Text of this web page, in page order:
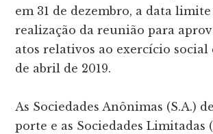
em 31 de dezembro, a data
realização da reunião para
atos relativos ao exercício social
de abril de 2019.
As Sociedades Anônimas (S.A.)
porte e as Sociedades Limitadas